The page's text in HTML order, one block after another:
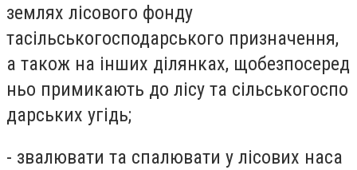
землях лісового фонду
тасільськогосподарського призначення,
а також на інших ділянках, щобезпосеред
ньо примикають до лісу та сільськогоспо
дарських угідь;
- звалювати та спалювати у лісових наса